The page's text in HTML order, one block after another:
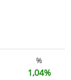
%
1,04%